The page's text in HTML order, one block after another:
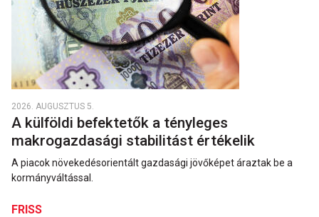
2026. AUGUSZTUS 5.
A külföldi befektetők a tényleges
makrogazdasági stabilitást értékelik
A piacok növekedésorientált gazdasági jövőképet áraztak be a
kormányváltással.
FRISS